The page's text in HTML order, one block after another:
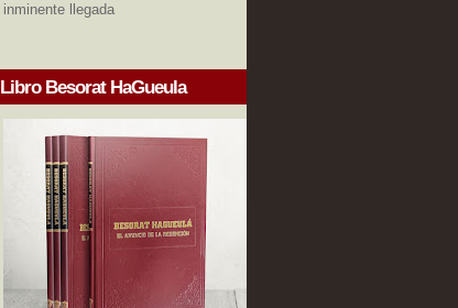
inminente llegada
Libro Besorat HaGueula